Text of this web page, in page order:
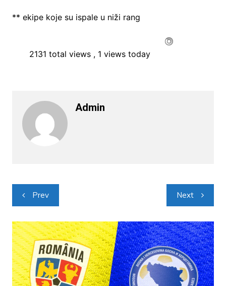
** ekipe koje su ispale u niži rang
2131 total views , 1 views today
Admin
Navigacija
objava
Prev Next